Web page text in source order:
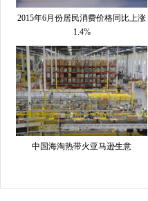
2015年6月份居民消费价格同比上涨
1.4%
中国海淘热带火亚马逊生意